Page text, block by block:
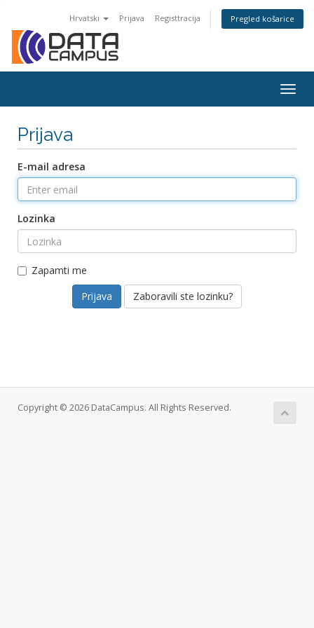
Hrvatski Prijava Registtracija Pregled košarice
Prijava
E-mail adresa
Lozinka
Zapamti me
Zaboravili ste lozinku?
Copyright © 2026 DataCampus. All Rights Reserved.